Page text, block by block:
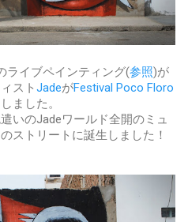
ライブペインティング(参照)が
スト JadeがFestival Poco Floro
ました。
いのJadeワールド全開のミュ
ストリートに誕生しました！